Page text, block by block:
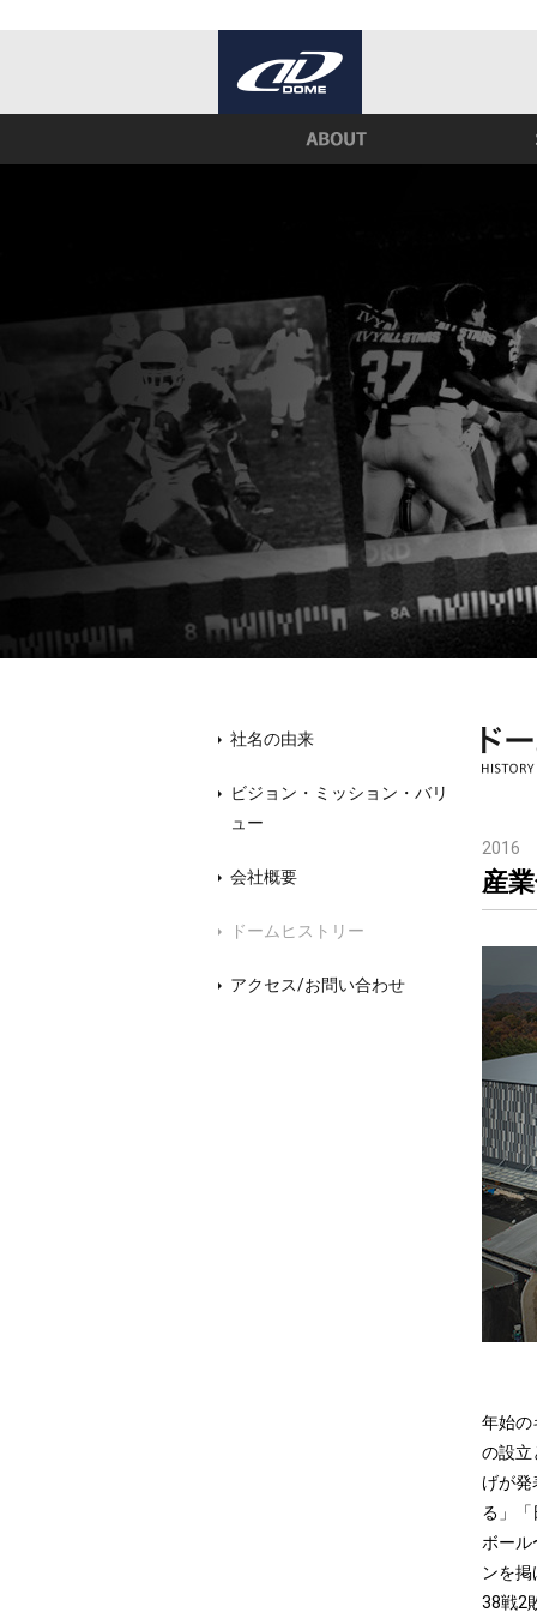
2016
産
年始の
の設立
げが発
る」
ボー
ンを
38戦2
社名の由来
ビジョン・ミッション・バリ
ュー
会社概要
ドームヒストリー
アクセス/お問い合わせ